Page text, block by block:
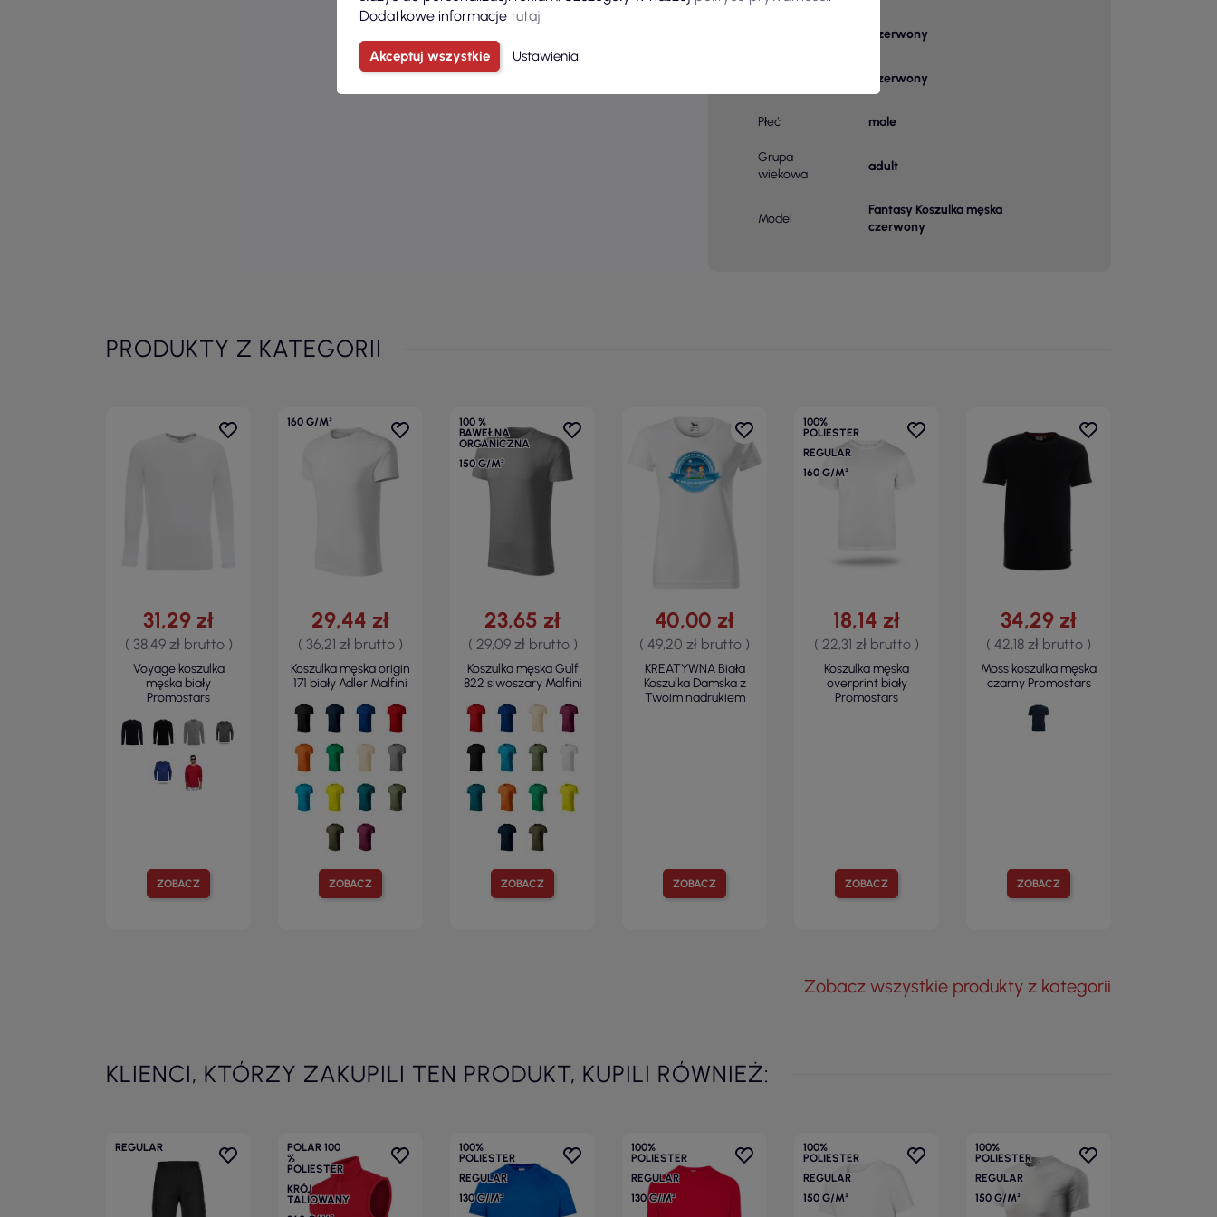
Czerwony
Czerwony
Płeć male
Grupa
wiekowa
adult
Model
Fantasy Koszulka męska
czerwony
PRODUKTY Z KATEGORII
ZOBACZ
31,29 zł
( 38,49 zł brutto )
Voyage koszulka
męska biały
Promostars
160 G/M²
ZOBACZ
29,44 zł
( 36,21 zł brutto )
Koszulka męska origin
171 biały Adler Malfini
100 %
BAWEŁNA
ORGANICZNA
150 G/M²
ZOBACZ
23,65 zł
( 29,09 zł brutto )
Koszulka męska Gulf
822 siwoszary Malfini
ZOBACZ
40,00 zł
( 49,20 zł brutto )
KREATYWNA Biała
Koszulka Damska z
Twoim nadrukiem
100%
POLIESTER
REGULAR
160 G/M²
ZOBACZ
18,14 zł
( 22,31 zł brutto )
Koszulka męska
overprint biały
Promostars
ZOBACZ
34,29 zł
( 42,18 zł brutto )
Moss koszulka męska
czarny Promostars
Zobacz wszystkie produkty z kategorii
KLIENCI, KTÓRZY ZAKUPILI TEN PRODUKT, KUPILI RÓWNIEŻ:
REGULAR
POLAR 100
%
POLIESTER
KRÓJ
TALIOWANY
100%
POLIESTER
REGULAR
130 G/M²
100%
POLIESTER
REGULAR
130 G/M²
100%
POLIESTER
REGULAR
150 G/M²
100%
POLIESTER
REGULAR
150 G/M²
Dodatkowe informacje tutaj
Akceptuj wszystkie Ustawienia